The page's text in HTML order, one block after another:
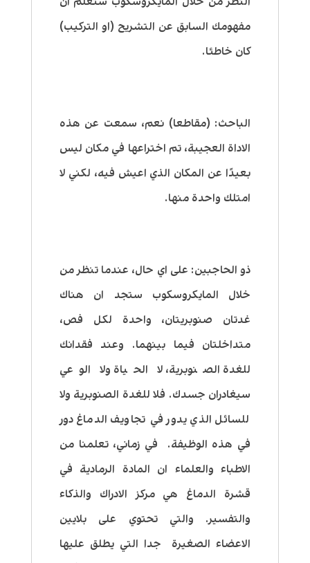
مفهومك السابق عن التشريح (او التركيب)
كان خاطئا.
الباحث: (مقاطعا) نعم، سمعت عن هذه
الاداة العجيبة، تم اختراعها في مكان ليس
بعيدًا عن المكان الذي اعيش فيه، لكني لا
امتلك واحدة منها.
ذو الحاجبين: على اي حال، عندما تنظر من
خلال المايكروسكوب ستجد ان هناك
غدتان صنوبريتان، واحدة لكل فص،
متداخلتان فيما بينهما. وعند فقدانك
للغدة الصنوبرية، لا الحياة ولا الوعي
سيغادران جسدك. فلا للغدة الصنوبرية ولا
للسائل الذي يدور في تجاويف الدماغ دور
في هذه الوظيفة. في زماني، تعلمنا من
الاطباء والعلماء ان المادة الرمادية في
قشرة الدماغ هي مركز الادراك والذكاء
والتفسير. والتي تحتوي على بلايين
الاعضاء الصغيرة جدا التي يطلق عليها